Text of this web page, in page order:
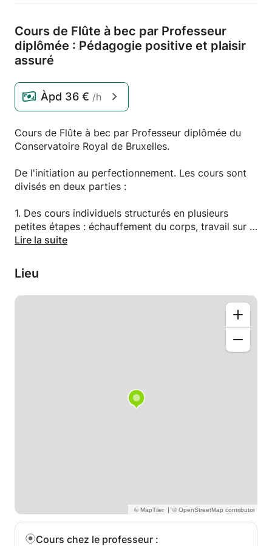
Cours de Flûte à bec par Professeur
diplômée : Pédagogie positive et plaisir
assuré
Àpd 36 € /h
Cours de Flûte à bec par Professeur diplômée du
Conservatoire Royal de Bruxelles.
De l'initiation au perfectionnement. Les cours sont
divisés en deux parties :
1. Des cours individuels structurés en plusieurs
petites étapes : échauffement du corps, travail sur la
respiration et le son à l'instrument... ; le choix du
apprendre en se faisant plaisir. Un accompagnement
au clavecin est possible lors des cours chez le
professeur.
2. Pour le plaisir du jeu, organisation d'auditions et
Lire la suite
Lieu
|
Cours chez le professeur :